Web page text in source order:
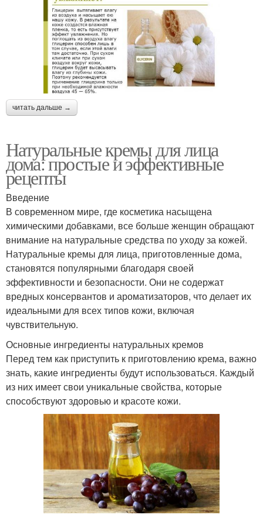
читать дальше →
Натуральные кремы для лица
дома: простые и эффективные
рецепты
Введение
В современном мире, где косметика насыщена
химическими добавками, все больше женщин обращают
внимание на натуральные средства по уходу за кожей.
Натуральные кремы для лица, приготовленные дома,
становятся популярными благодаря своей
эффективности и безопасности. Они не содержат
вредных консервантов и ароматизаторов, что делает их
идеальными для всех типов кожи, включая
чувствительную.
Основные ингредиенты натуральных кремов
Перед тем как приступить к приготовлению крема, важно
знать, какие ингредиенты будут использоваться. Каждый
из них имеет свои уникальные свойства, которые
способствуют здоровью и красоте кожи.